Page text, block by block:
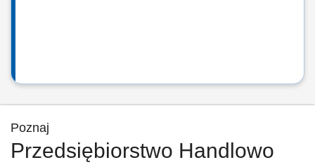
Poznaj
Przedsiębiorstwo Handlowo